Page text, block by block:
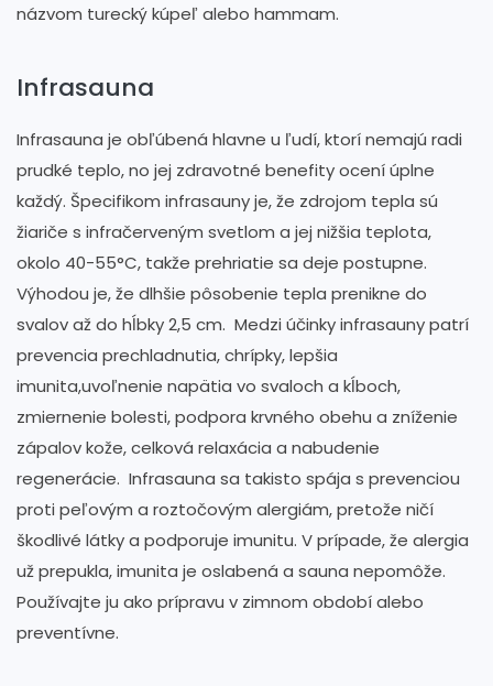
názvom turecký kúpeľ alebo hammam.
Infrasauna
Infrasauna je obľúbená hlavne u ľudí, ktorí nemajú radi
prudké teplo, no jej zdravotné benefity ocení úplne
každý. Špecifikom infrasauny je, že zdrojom tepla sú
žiariče s infračerveným svetlom a jej nižšia teplota,
okolo 40-55°C, takže prehriatie sa deje postupne.
Výhodou je, že dlhšie pôsobenie tepla prenikne do
svalov až do hĺbky 2,5 cm. Medzi účinky infrasauny patrí
prevencia prechladnutia, chrípky, lepšia
imunita,uvoľnenie napätia vo svaloch a kĺboch,
zmiernenie bolesti, podpora krvného obehu a zníženie
zápalov kože, celková relaxácia a nabudenie
regenerácie. Infrasauna sa takisto spája s prevenciou
proti peľovým a roztočovým alergiám, pretože ničí
škodlivé látky a podporuje imunitu. V prípade, že alergia
už prepukla, imunita je oslabená a sauna nepomôže.
Používajte ju ako prípravu v zimnom období alebo
preventívne.